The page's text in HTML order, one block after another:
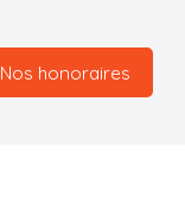
Nos honoraires